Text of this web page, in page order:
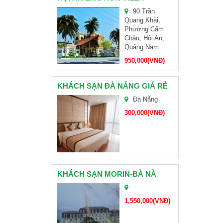
TAM GIÁC MẠCH
CHÙA NAM SƠN ĐÀ NẴNG
CHÙA LINH ỨNG SƠN TRÀ
BÁNH KẸO HẢI HÀ
ĐOÀN CHỊ HOÀNG-CẦN THƠ
BÀ NÀ 1
90 Trần
Quang Khải,
Phường Cẩm
Châu, Hội An,
Quảng Nam
950,000(VNĐ)
KHÁCH SẠN ĐÀ NẴNG GIÁ RẺ
Đà Nẵng
300,000(VNĐ)
KHÁCH SẠN MORIN-BÀ NÀ
1,550,000(VNĐ)